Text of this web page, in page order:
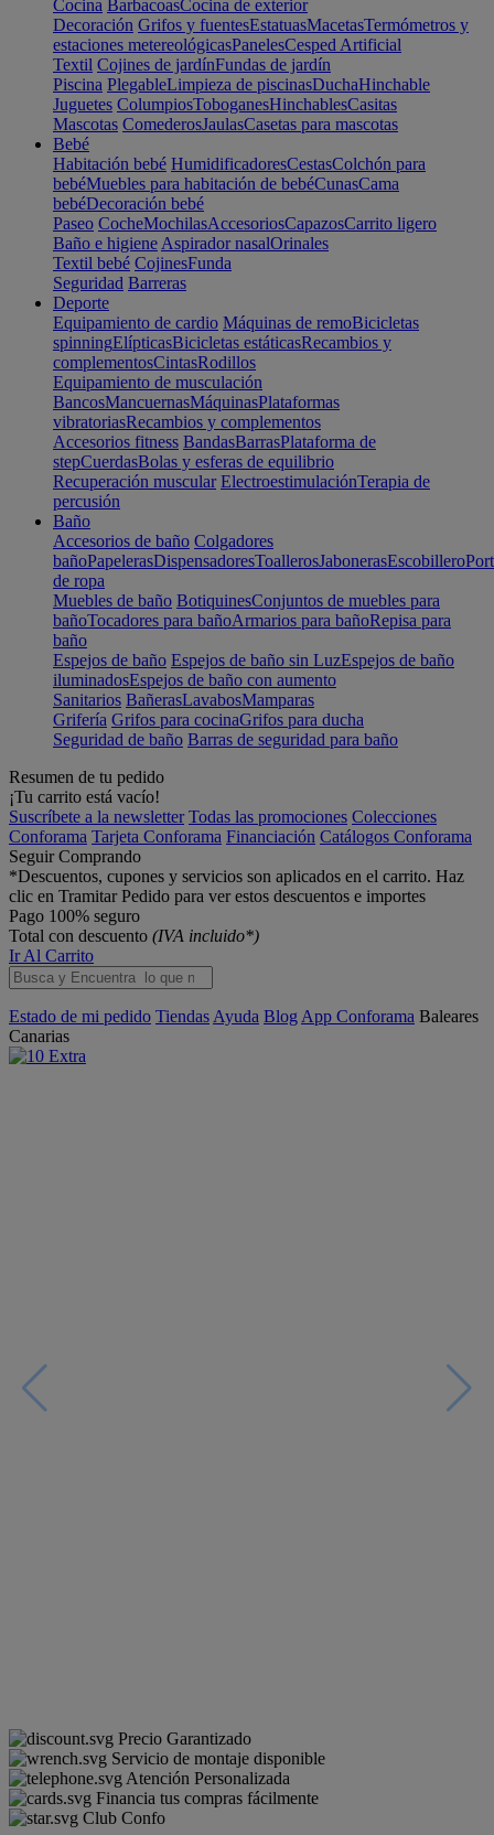
Cocina BarbacoasCocina de exterior
Decoración Grifos y fuentesEstatuasMacetasTermómetros y
estaciones metereológicasPanelesCesped Artificial
Textil Cojines de jardínFundas de jardín
Piscina PlegableLimpieza de piscinasDuchaHinchable
Juguetes ColumpiosToboganesHinchablesCasitas
Mascotas ComederosJaulasCasetas para mascotas
Bebé
Habitación bebé HumidificadoresCestasColchón para
bebéMuebles para habitación de bebéCunasCama
bebéDecoración bebé
Paseo CocheMochilasAccesoriosCapazosCarrito ligero
Baño e higiene Aspirador nasalOrinales
Textil bebé CojinesFunda
Seguridad Barreras
Deporte
Equipamiento de cardio Máquinas de remoBicicletas
spinningElípticasBicicletas estáticasRecambios y
complementosCintasRodillos
Equipamiento de musculación
BancosMancuernasMáquinasPlataformas
vibratoriasRecambios y complementos
Accesorios fitness BandasBarrasPlataforma de
stepCuerdasBolas y esferas de equilibrio
Recuperación muscular ElectroestimulaciónTerapia de
percusión
Baño
Accesorios de baño Colgadores
bañoPapelerasDispensadoresToallerosJabonerasEscobillero
de ropa
Muebles de baño BotiquinesConjuntos de muebles para
bañoTocadores para bañoArmarios para bañoRepisa para
baño
Espejos de baño Espejos de baño sin LuzEspejos de baño
iluminadosEspejos de baño con aumento
Sanitarios BañerasLavabosMamparas
Grifería Grifos para cocinaGrifos para ducha
Seguridad de baño Barras de seguridad para baño
Resumen de tu pedido
¡Tu carrito está vacío!
Suscríbete a la newsletter Todas las promociones Colecciones
Conforama Tarjeta Conforama Financiación Catálogos Conforama
Seguir Comprando
*Descuentos, cupones y servicios son aplicados en el carrito. Haz
clic en Tramitar Pedido para ver estos descuentos e importes
Pago 100% seguro
Total con descuento (IVA incluido*)
Ir Al Carrito
Estado de mi pedido Tiendas Ayuda Blog App Conforama Baleares
Canarias
Precio Garantizado
Servicio de montaje disponible
Atención Personalizada
Financia tus compras fácilmente
Club Confo